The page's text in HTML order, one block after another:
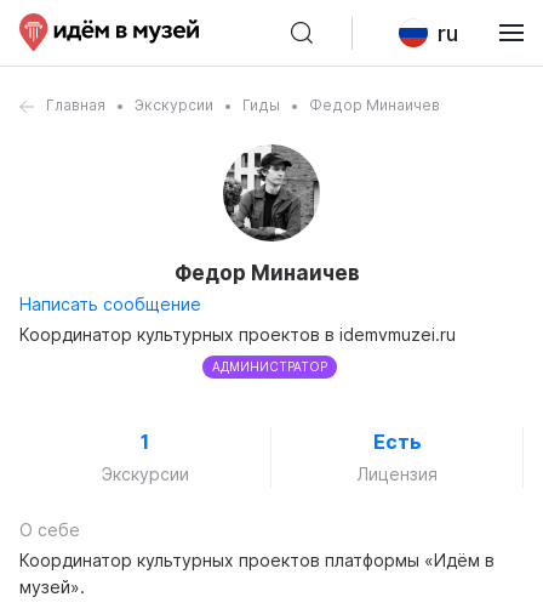
ru
Главная Экскурсии Гиды Федор Минаичев
Федор Минаичев
АДМИНИСТРАТОР
Написать сообщение
Координатор культурных проектов в idemvmuzei.ru
Экскурсии
1
Лицензия
Есть
О себе
Координатор культурных проектов платформы «Идём в
музей».